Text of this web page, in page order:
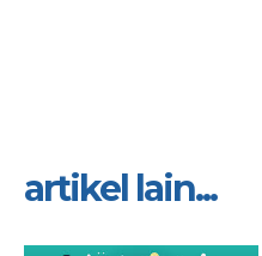
artikel lain...